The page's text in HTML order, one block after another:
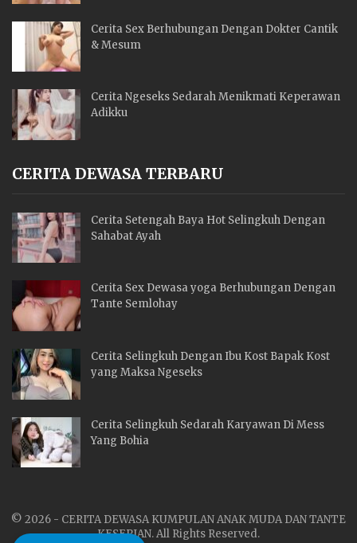
Cerita Sex Berhubungan Dengan Dokter Cantik
& Mesum
Cerita Ngeseks Sedarah Menikmati Keperawan
Adikku
CERITA DEWASA TERBARU
Cerita Setengah Baya Hot Selingkuh Dengan
Sahabat Ayah
Cerita Sex Dewasa yoga Berhubungan Dengan
Tante Semlohay
Cerita Selingkuh Dengan Ibu Kost Bapak Kost
yang Maksa Ngeseks
Cerita Selingkuh Sedarah Karyawan Di Mess
Yang Bohia
© 2026 - CERITA DEWASA KUMPULAN ANAK MUDA DAN TANTE
KESEPIAN. All Rights Reserved.